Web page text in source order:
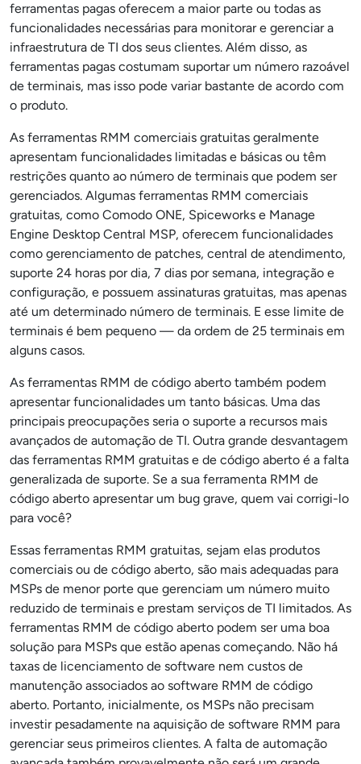
ferramentas pagas oferecem a maior parte ou todas as
funcionalidades necessárias para monitorar e gerenciar a
infraestrutura de TI dos seus clientes. Além disso, as
ferramentas pagas costumam suportar um número razoável
de terminais, mas isso pode variar bastante de acordo com
o produto.
As ferramentas RMM comerciais gratuitas geralmente
apresentam funcionalidades limitadas e básicas ou têm
restrições quanto ao número de terminais que podem ser
gerenciados. Algumas ferramentas RMM comerciais
gratuitas, como Comodo ONE, Spiceworks e Manage
Engine Desktop Central MSP, oferecem funcionalidades
como gerenciamento de patches, central de atendimento,
suporte 24 horas por dia, 7 dias por semana, integração e
configuração, e possuem assinaturas gratuitas, mas apenas
até um determinado número de terminais. E esse limite de
terminais é bem pequeno — da ordem de 25 terminais em
alguns casos.
As ferramentas RMM de código aberto também podem
apresentar funcionalidades um tanto básicas. Uma das
principais preocupações seria o suporte a recursos mais
avançados de automação de TI. Outra grande desvantagem
das ferramentas RMM gratuitas e de código aberto é a falta
generalizada de suporte. Se a sua ferramenta RMM de
código aberto apresentar um bug grave, quem vai corrigi-lo
para você?
Essas ferramentas RMM gratuitas, sejam elas produtos
comerciais ou de código aberto, são mais adequadas para
MSPs de menor porte que gerenciam um número muito
reduzido de terminais e prestam serviços de TI limitados. As
ferramentas RMM de código aberto podem ser uma boa
solução para MSPs que estão apenas começando. Não há
taxas de licenciamento de software nem custos de
manutenção associados ao software RMM de código
aberto. Portanto, inicialmente, os MSPs não precisam
investir pesadamente na aquisição de software RMM para
gerenciar seus primeiros clientes. A falta de automação